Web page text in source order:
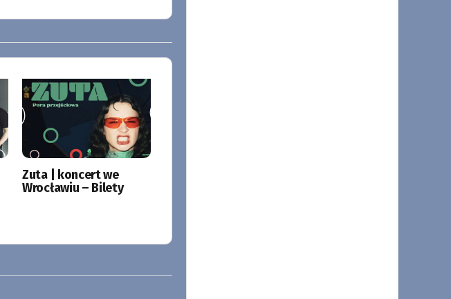
Zuta | koncert we
Wrocławiu – Bilety